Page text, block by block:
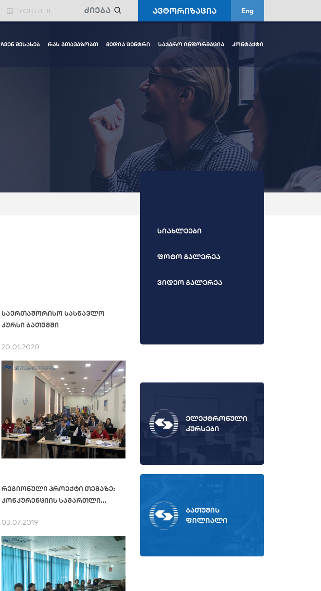
YOUTUBE ავტორიზაცია Eng
ჩვენ შესახებ რას გთავაზობთ მედია ცენტრი საჯარო ინფორმაცია კონტაქტი
საერთაშორისო სასწავლო
კურსი ბათუმში
20.01.2020
რეგიონული პროექტი თემაზე:
კონკურენციის სამართლი...
03.07.2019
სიახლეები
ფოტო გალერეა
ვიდეო გალერეა
ელექტრონული
კურსები
ბათუმის
ფილიალი